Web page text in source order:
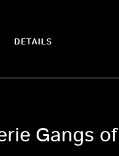
DETAILS
Gangs